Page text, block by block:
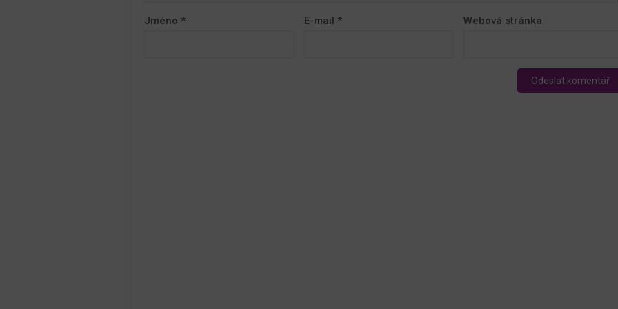
Jméno * E-mail * Webová stránka